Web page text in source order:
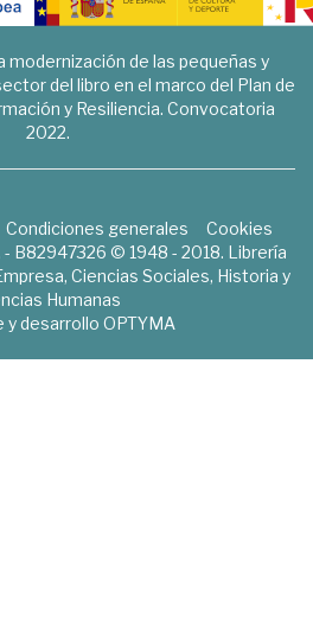
modernización de las pequeñas y
del libro en el marco del Plan de
y Resiliencia. Convocatoria
2022.
Condiciones generales
Cookies
- B82947326 © 1948 - 2018. Librería
Ciencias Sociales, Historia y
Humanas
y desarrollo OPTYMA